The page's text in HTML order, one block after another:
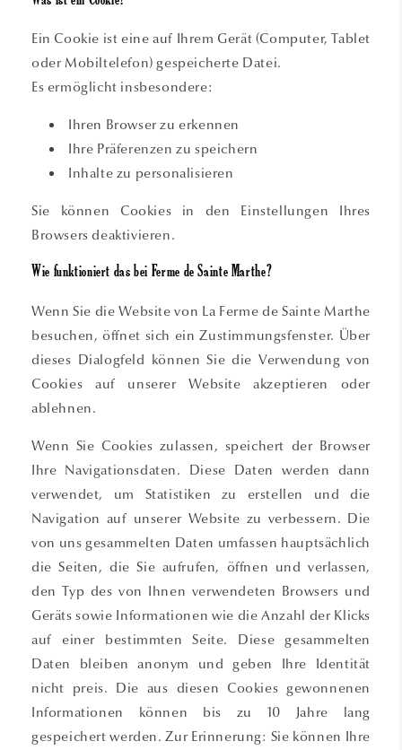
Ein Cookie ist eine auf Ihrem Gerät (Computer, Tablet
oder Mobiltelefon) gespeicherte Datei.
Es ermöglicht insbesondere:
Ihren Browser zu erkennen
Ihre Präferenzen zu speichern
Inhalte zu personalisieren
Sie können Cookies in den Einstellungen Ihres
Browsers deaktivieren.
Wie funktioniert das bei Ferme de Sainte Marthe?
Wenn Sie die Website von La Ferme de Sainte Marthe
besuchen, öffnet sich ein Zustimmungsfenster. Über
dieses Dialogfeld können Sie die Verwendung von
Cookies auf unserer Website akzeptieren oder
ablehnen.
Wenn Sie Cookies zulassen, speichert der Browser
Ihre Navigationsdaten. Diese Daten werden dann
verwendet, um Statistiken zu erstellen und die
Navigation auf unserer Website zu verbessern. Die
von uns gesammelten Daten umfassen hauptsächlich
die Seiten, die Sie aufrufen, öffnen und verlassen,
den Typ des von Ihnen verwendeten Browsers und
Geräts sowie Informationen wie die Anzahl der Klicks
auf einer bestimmten Seite. Diese gesammelten
Daten bleiben anonym und geben Ihre Identität
nicht preis. Die aus diesen Cookies gewonnenen
Informationen können bis zu 10 Jahre lang
gespeichert werden. Zur Erinnerung: Sie können Ihre